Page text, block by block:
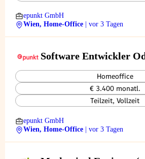
epunkt GmbH
Wien, Home-Office
| vor 3 Tagen
Software Entwickler
Homeoffice
€ 3.400 monatl.
Teilzeit, Vollzeit
epunkt GmbH
Wien, Home-Office
| vor 3 Tagen